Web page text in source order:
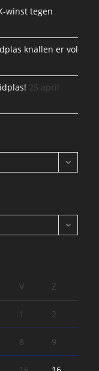
winst tegen
knallen er vol
25 april
V Z
1 2
8 9